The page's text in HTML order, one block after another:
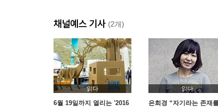
채널예스 기사 (2개)
읽다
6월 19일까지 열리는 '2016
읽다
은희경 “자기라는 존재